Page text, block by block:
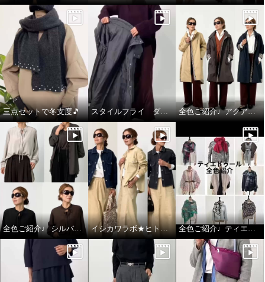
三点セットで冬支度🎵 スタイルフライ ダウンコート 全色ご紹介♩アクアスキュータム
全色ご紹介♩ シルバーミントシュガー アンサンブル イシカワラボ★ヒトミ ジャケット全色ご紹介♩ 全色ご紹介♩ティエドゥール